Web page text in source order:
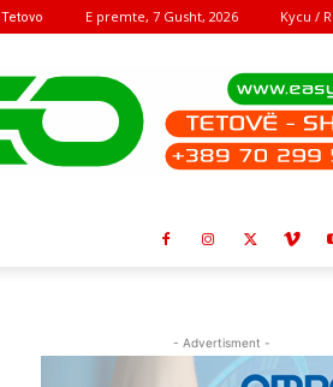
Tetovo E premte, 7 Gusht, 2026 Kycu /
- Advertisment -